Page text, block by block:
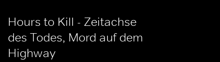
Hours to Kill - Zeitachse
des Todes, Mord auf dem
Highway